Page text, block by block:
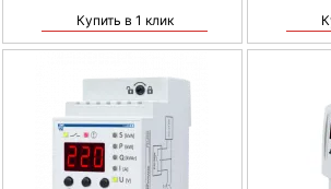
Купить в 1 клик